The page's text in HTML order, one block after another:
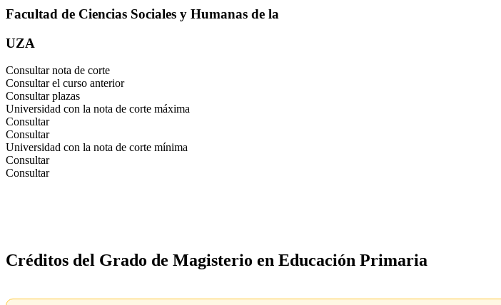
Facultad de Ciencias Sociales y Humanas de la
UZA
Consultar nota de corte
Consultar el curso anterior
Consultar plazas
Universidad con la nota de corte máxima
Consultar
Consultar
Universidad con la nota de corte mínima
Consultar
Consultar
Créditos del Grado de Magisterio en Educación Primaria